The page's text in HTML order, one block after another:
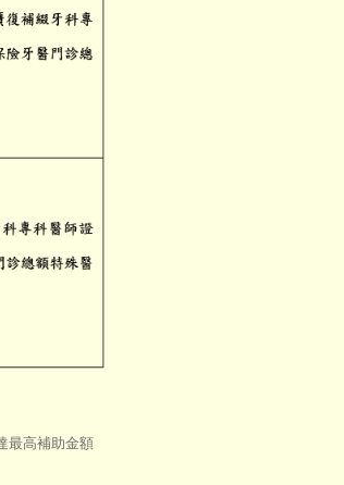
最高補助金額